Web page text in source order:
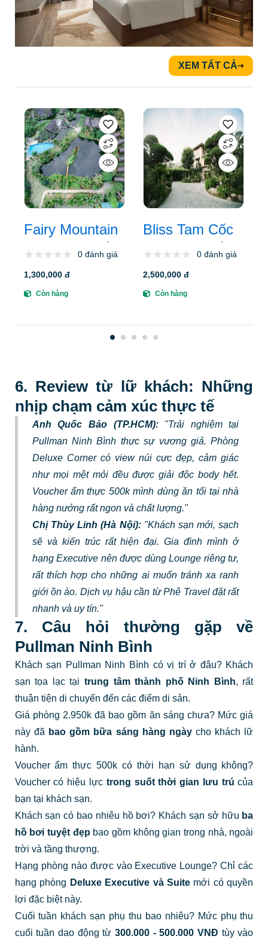
XEM TẤT CẢ
Fairy Mountain
Retreat: Vị trí,
ích, giá bán &
đơn vị uy tín
0 đánh giá
1,300,000 đ
Còn hàng
Bliss Tam Cốc
Resort: Vị trí,
ích, giá bán &
đơn vị uy tín
0 đánh giá
2,500,000 đ
Còn hàng
6. Review từ lữ khách: Những
nhịp chạm cảm xúc thực tế
Anh Quốc Bảo (TP.HCM):"Trải nghiệm tại
Pullman Ninh Bình thực sự vương giả. Phòng
Deluxe Corner có view núi cực đẹp, cảm giác
như mọi mệt mỏi đều được giải độc body hết.
Voucher ẩm thực 500k mình dùng ăn tối tại nhà
hàng nướng rất ngon và chất lượng."
Chị Thùy Linh (Hà Nội):"Khách sạn mới, sạch
sẽ và kiến trúc rất hiện đại. Gia đình mình ở
hạng Executive nên được dùng Lounge riêng tư,
rất thích hợp cho những ai muốn tránh xa ranh
giới ồn ào. Dịch vụ hậu cần từ Phê Travel đặt rất
nhanh và uy tín."
7. Câu hỏi thường gặp về
Pullman Ninh Bình
Khách sạn Pullman Ninh Bình có vị trí ở đâu? Khách
sạn tọa lạc tại trung tâm thành phố Ninh Bình, rất
thuận tiện di chuyển đến các điểm di sản.
Giá phòng 2.950k đã bao gồm ăn sáng chưa? Mức giá
này đã bao gồm bữa sáng hàng ngàycho khách lữ
hành.
Voucher ẩm thực 500k có thời hạn sử dụng không?
Voucher có hiệu lực trong suốt thời gian lưu trú của
bạn tại khách sạn.
Khách sạn có bao nhiêu hồ bơi? Khách sạn sở hữu ba
hồ bơi tuyệt đẹpbao gồm không gian trong nhà, ngoài
trời và tầng thượng.
Hạng phòng nào được vào Executive Lounge? Chỉ các
hạng phòng Deluxe Executive và Suitemới có quyền
lợi đặc biệt này.
Cuối tuần khách sạn phụ thu bao nhiêu? Mức phụ thu
cuối tuần dao động từ 300.000 - 500.000 VNĐ tùy vào